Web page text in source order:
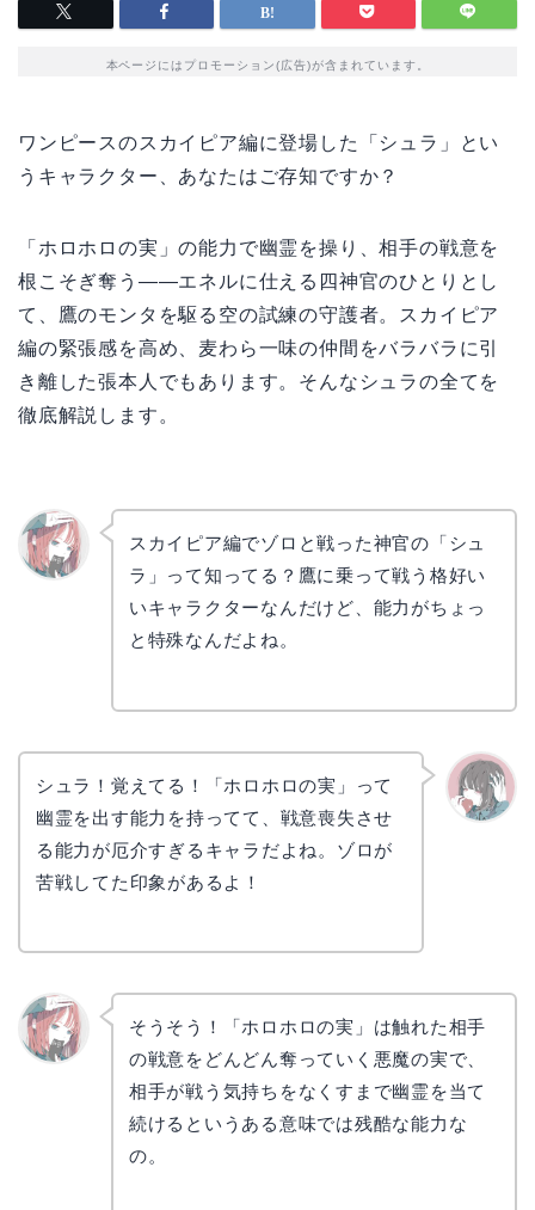
本ページにはプロモーション(広告)が含まれています。
ワンピースのスカイピア編に登場した「シュラ」とい
うキャラクター、あなたはご存知ですか？
「ホロホロの実」の能力で幽霊を操り、相手の戦意を
根こそぎ奪う——エネルに仕える四神官のひとりとし
て、鷹のモンタを駆る空の試練の守護者。スカイピア
編の緊張感を高め、麦わら一味の仲間をバラバラに引
き離した張本人でもあります。そんなシュラの全てを
徹底解説します。
スカイピア編でゾロと戦った神官の「シュ
ラ」って知ってる？鷹に乗って戦う格好い
いキャラクターなんだけど、能力がちょっ
と特殊なんだよね。
シュラ！覚えてる！「ホロホロの実」って
幽霊を出す能力を持ってて、戦意喪失させ
る能力が厄介すぎるキャラだよね。ゾロが
苦戦してた印象があるよ！
そうそう！「ホロホロの実」は触れた相手
の戦意をどんどん奪っていく悪魔の実で、
相手が戦う気持ちをなくすまで幽霊を当て
続けるというある意味では残酷な能力な
の。